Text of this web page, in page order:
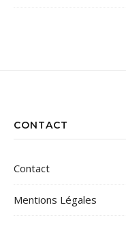
CONTACT
Contact
Mentions Légales